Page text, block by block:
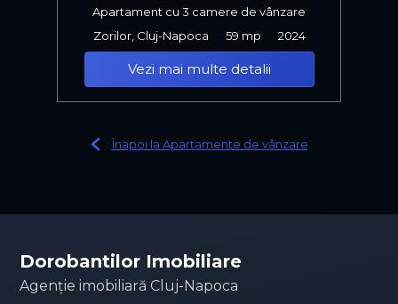
Apartament cu 3 camere de vânzare
Zorilor, Cluj-Napoca
59 mp 2024
Vezi mai multe detalii
Înapoi la Apartamente de vânzare
Dorobantilor Imobiliare
Agenție imobiliară Cluj-Napoca